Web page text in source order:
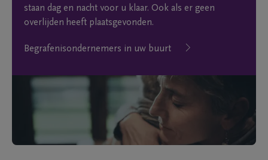
staan dag en nacht voor u klaar. Ook als er geen
overlijden heeft plaatsgevonden.
Begrafenisondernemers in uw buurt